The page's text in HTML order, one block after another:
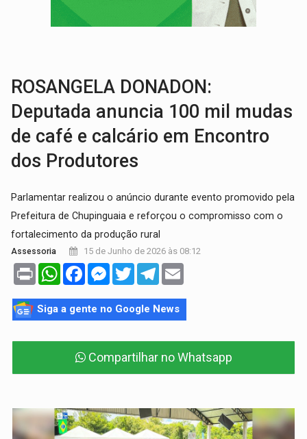
INFRAESTRUTURA:Após quase 30 anos de espera, asfalto chega ao
ROSANGELA DONADON:
Deputada anuncia 100 mil mudas
de café e calcário em Encontro
dos Produtores
Parlamentar realizou o anúncio durante evento promovido pela
Prefeitura de Chupinguaia e reforçou o compromisso com o
fortalecimento da produção rural
Assessoria 15 de Junho de 2026 às 08:12
Print WhatsAppFacebookMessenger
TwitterTelegram
Siga a gente no Google News
Compartilhar no Whatsapp